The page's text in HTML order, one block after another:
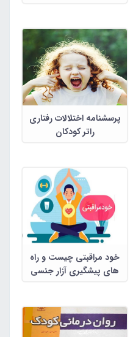
پرسشنامه اختلالات رفتاری
راتر کودکان
خود مراقبتی چیست و راه
های پیشگیری آزار جنسی